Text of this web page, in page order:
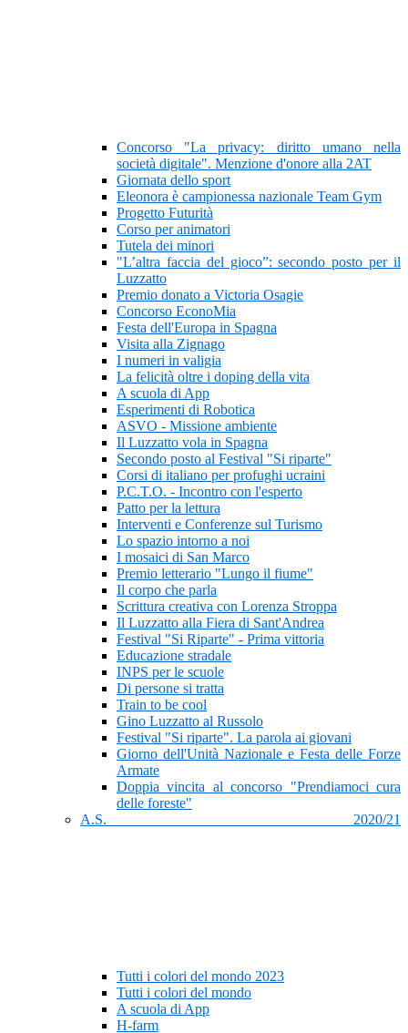
Concorso "La privacy: diritto umano nella
società digitale". Menzione d'onore alla 2AT
Giornata dello sport
Eleonora è campionessa nazionale Team Gym
Progetto Futurità
Corso per animatori
Tutela dei minori
"L’altra faccia del gioco”: secondo posto per il
Luzzatto
Premio donato a Victoria Osagie
Concorso EconoMia
Festa dell'Europa in Spagna
Visita alla Zignago
I numeri in valigia
La felicità oltre i doping della vita
A scuola di App
Esperimenti di Robotica
ASVO - Missione ambiente
Il Luzzatto vola in Spagna
Secondo posto al Festival "Si riparte"
Corsi di italiano per profughi ucraini
P.C.T.O. - Incontro con l'esperto
Patto per la lettura
Interventi e Conferenze sul Turismo
Lo spazio intorno a noi
I mosaici di San Marco
Premio letterario "Lungo il fiume"
Il corpo che parla
Scrittura creativa con Lorenza Stroppa
Il Luzzatto alla Fiera di Sant'Andrea
Festival "Si Riparte" - Prima vittoria
Educazione stradale
INPS per le scuole
Di persone si tratta
Train to be cool
Gino Luzzatto al Russolo
Festival "Si riparte". La parola ai giovani
Giorno dell'Unità Nazionale e Festa delle Forze
Armate
Doppia vincita al concorso "Prendiamoci cura
delle foreste"
A.S. 2020/21
Tutti i colori del mondo 2023
Tutti i colori del mondo
A scuola di App
H-farm